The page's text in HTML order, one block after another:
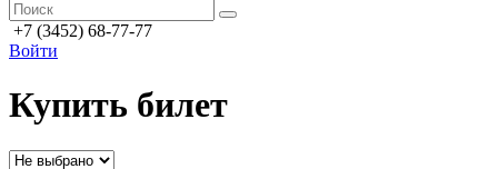
+7 (3452) 68-77-77
Войти
Купить билет